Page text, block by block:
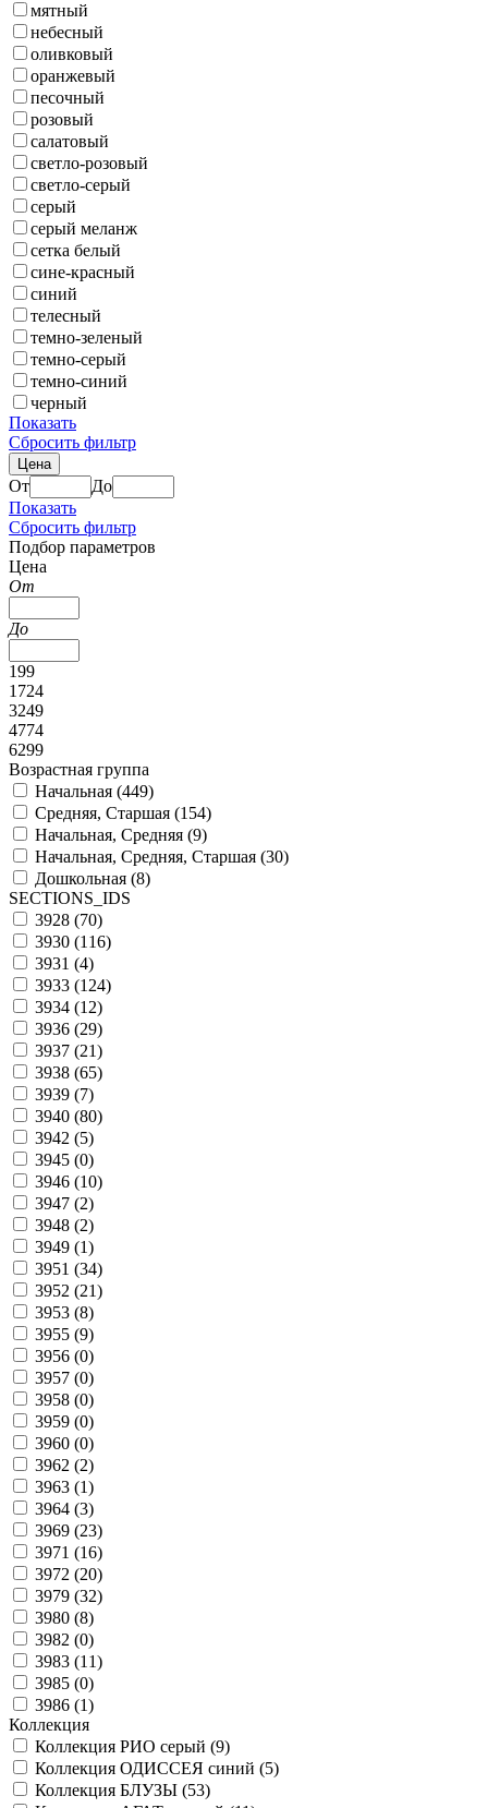
мятный
небесный
оливковый
оранжевый
песочный
розовый
салатовый
светло-розовый
светло-серый
серый
серый меланж
сетка белый
сине-красный
синий
телесный
темно-зеленый
темно-серый
темно-синий
черный
Показать
Сбросить фильтр
Цена
От
До
Показать
Сбросить фильтр
Подбор параметров
Цена
От
До
199
1724
3249
4774
6299
Возрастная группа
Начальная (449)
Средняя, Старшая (154)
Начальная, Средняя (9)
Начальная, Средняя, Старшая (30)
Дошкольная (8)
SECTIONS_IDS
3928 (70)
3930 (116)
3931 (4)
3933 (124)
3934 (12)
3936 (29)
3937 (21)
3938 (65)
3939 (7)
3940 (80)
3942 (5)
3945 (0)
3946 (10)
3947 (2)
3948 (2)
3949 (1)
3951 (34)
3952 (21)
3953 (8)
3955 (9)
3956 (0)
3957 (0)
3958 (0)
3959 (0)
3960 (0)
3962 (2)
3963 (1)
3964 (3)
3969 (23)
3971 (16)
3972 (20)
3979 (32)
3980 (8)
3982 (0)
3983 (11)
3985 (0)
3986 (1)
Коллекция
Коллекция РИО серый (9)
Коллекция ОДИССЕЯ синий (5)
Коллекция БЛУЗЫ (53)